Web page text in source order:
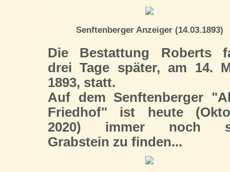
Senftenberger Anzeiger (14.03.1893)
Die Bestattung Roberts
drei Tage später, am 14.
1893, statt.
Auf dem Senftenberger
Friedhof" ist heute
2020) immer noch
Grabstein zu finden...